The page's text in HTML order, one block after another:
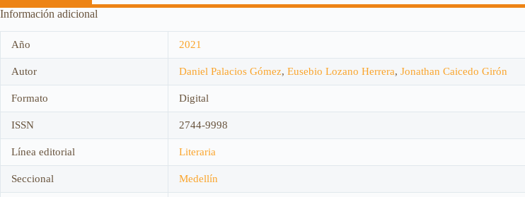
Información adicional
Año 2021
Autor Daniel Palacios Gómez, Eusebio Lozano Herrera, Jonathan Caicedo Girón
Formato Digital
ISSN 2744-9998
Línea editorial Literaria
Seccional Medellín